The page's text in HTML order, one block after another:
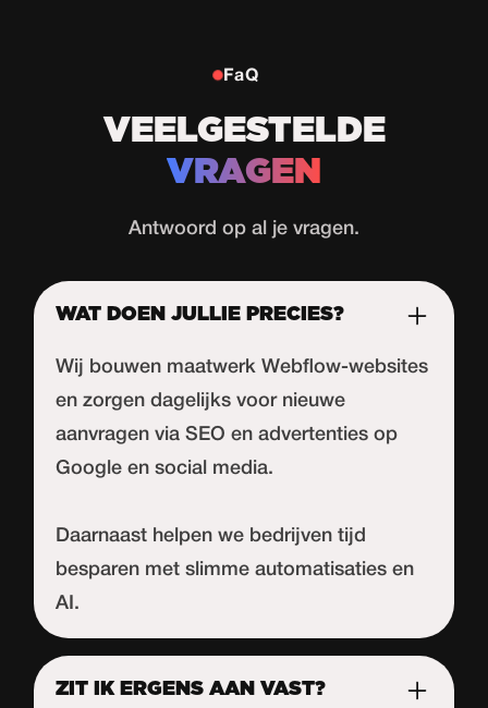
FaQ
VEELGESTELDE
VRAGEN
Antwoord op al je vragen.
WAT DOEN JULLIE PRECIES?
Wij bouwen maatwerk Webflow-websites
en zorgen dagelijks voor nieuwe
aanvragen via SEO en advertenties op
Google en social media.
Daarnaast helpen we bedrijven tijd
besparen met slimme automatisaties en
AI.
ZIT IK ERGENS AAN VAST?